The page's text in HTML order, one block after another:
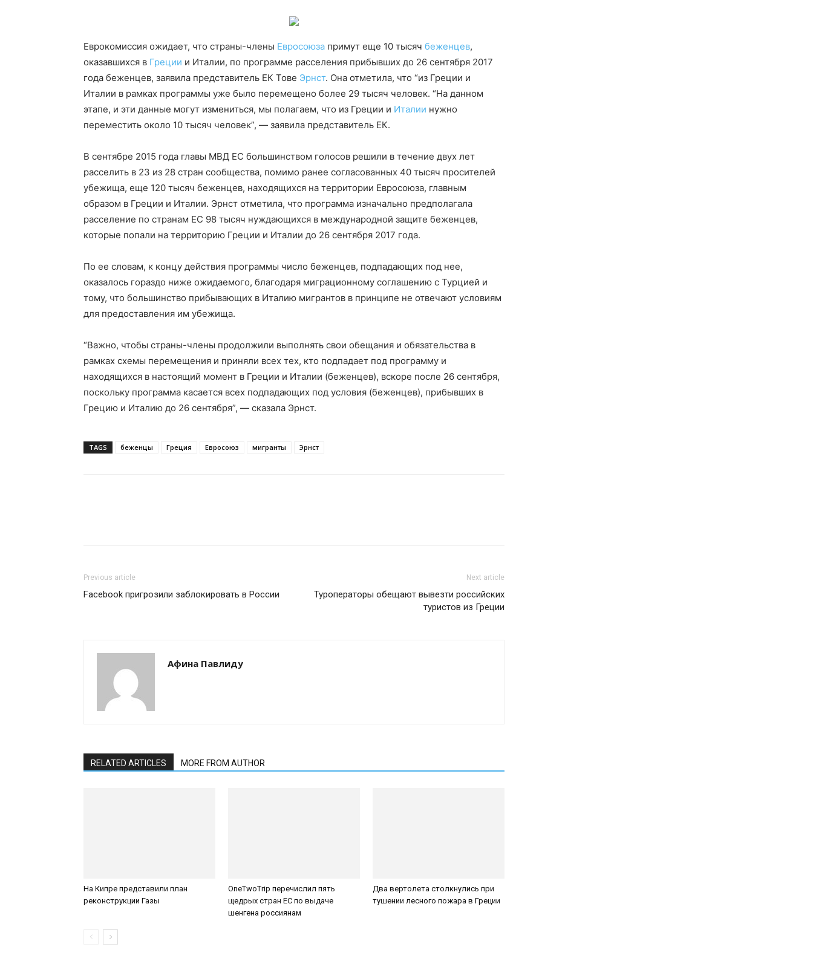
Еврокомиссия ожидает, что страны-члены Евросоюза примут еще 10 тысяч беженцев,
оказавшихся в Греции и Италии, по программе расселения прибывших до 26 сентября 2017
года беженцев, заявила представитель ЕК Тове Эрнст. Она отметила, что “из Греции и
Италии в рамках программы уже было перемещено более 29 тысяч человек. “На данном
этапе, и эти данные могут измениться, мы полагаем, что из Греции и Италии нужно
переместить около 10 тысяч человек”, — заявила представитель ЕК.
В сентябре 2015 года главы МВД ЕС большинством голосов решили в течение двух лет
расселить в 23 из 28 стран сообщества, помимо ранее согласованных 40 тысяч просителей
убежища, еще 120 тысяч беженцев, находящихся на территории Евросоюза, главным
образом в Греции и Италии. Эрнст отметила, что программа изначально предполагала
расселение по странам ЕС 98 тысяч нуждающихся в международной защите беженцев,
которые попали на территорию Греции и Италии до 26 сентября 2017 года.
По ее словам, к концу действия программы число беженцев, подпадающих под нее,
оказалось гораздо ниже ожидаемого, благодаря миграционному соглашению с Турцией и
тому, что большинство прибывающих в Италию мигрантов в принципе не отвечают условиям
для предоставления им убежища.
“Важно, чтобы страны-члены продолжили выполнять свои обещания и обязательства в
рамках схемы перемещения и приняли всех тех, кто подпадает под программу и
находящихся в настоящий момент в Греции и Италии (беженцев), вскоре после 26 сентября,
поскольку программа касается всех подпадающих под условия (беженцев), прибывших в
Грецию и Италию до 26 сентября”, — сказала Эрнст.
TAGS беженцы Греция Евросоюз мигранты Эрнст
Previous article
Facebook пригрозили заблокировать в России
Next article
Туроператоры обещают вывезти российских
туристов из Греции
Афина Павлиду
RELATED ARTICLES MORE FROM AUTHOR
На Кипре представили план
реконструкции Газы
OneTwoTrip перечислил пять
щедрых стран ЕС по выдаче
шенгена россиянам
Два вертолета столкнулись при
тушении лесного пожара в Греции